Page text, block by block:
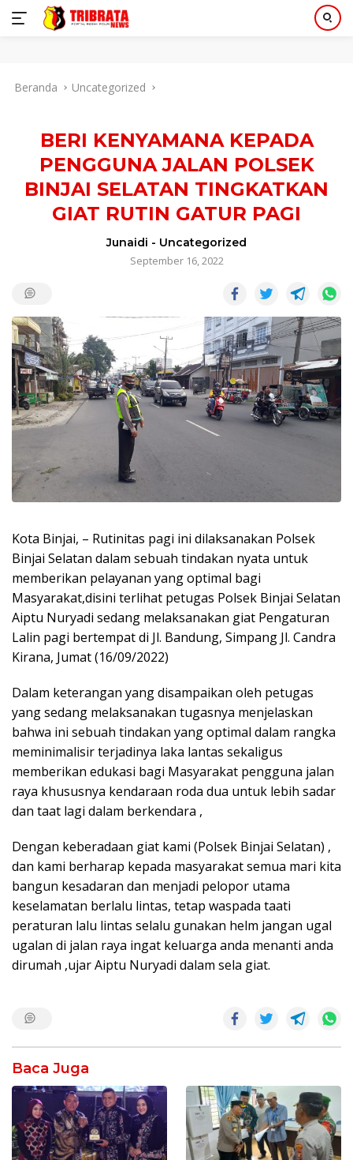
Beranda Uncategorized
BERI KENYAMANA KEPADA
PENGGUNA JALAN POLSEK
BINJAI SELATAN TINGKATKAN
GIAT RUTIN GATUR PAGI
Junaidi - Uncategorized
September 16, 2022
Kota Binjai, – Rutinitas pagi ini dilaksanakan Polsek
Binjai Selatan dalam sebuah tindakan nyata untuk
memberikan pelayanan yang optimal bagi
Masyarakat,disini terlihat petugas Polsek Binjai Selatan
Aiptu Nuryadi sedang melaksanakan giat Pengaturan
Lalin pagi bertempat di Jl. Bandung, Simpang Jl. Candra
Kirana, Jumat (16/09/2022)
Dalam keterangan yang disampaikan oleh petugas
yang sedang melaksanakan tugasnya menjelaskan
bahwa ini sebuah tindakan yang optimal dalam rangka
meminimalisir terjadinya laka lantas sekaligus
memberikan edukasi bagi Masyarakat pengguna jalan
raya khususnya kendaraan roda dua untuk lebih sadar
dan taat lagi dalam berkendara ,
Dengan keberadaan giat kami (Polsek Binjai Selatan) ,
dan kami berharap kepada masyarakat semua mari kita
bangun kesadaran dan menjadi pelopor utama
keselamatan berlalu lintas, tetap waspada taati
peraturan lalu lintas selalu gunakan helm jangan ugal
ugalan di jalan raya ingat keluarga anda menanti anda
dirumah ,ujar Aiptu Nuryadi dalam sela giat.
Baca Juga